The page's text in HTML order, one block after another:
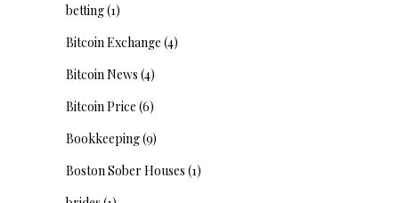
betting(1)
Bitcoin Exchange (4)
Bitcoin News (4)
Bitcoin Price (6)
Bookkeeping(9)
Boston Sober Houses (1)